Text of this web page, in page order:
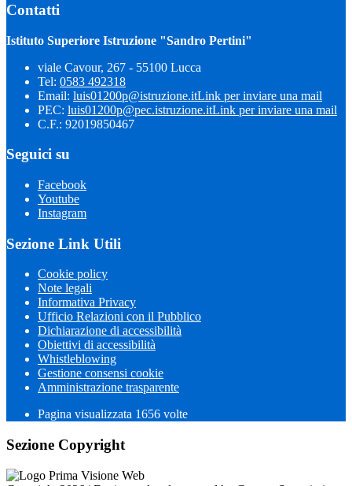
Contatti
Istituto Superiore Istruzione "Sandro Pertini"
viale Cavour, 267 - 55100 Lucca
Tel: 0583 492318
Email: luis01200p@istruzione.itLink per inviare una mail
PEC: luis01200p@pec.istruzione.itLink per inviare una mail
C.F.: 92019850467
Seguici su
Facebook
Youtube
Instagram
Sezione Link Utili
Cookie policy
Note legali
Informativa Privacy
Ufficio Relazioni con il Pubblico
Dichiarazione di accessibilità
Obiettivi di accessibilità
Whistleblowing
Gestione consensi cookie
Amministrazione trasparente
Pagina visualizzata 1656 volte
Sezione Copyright